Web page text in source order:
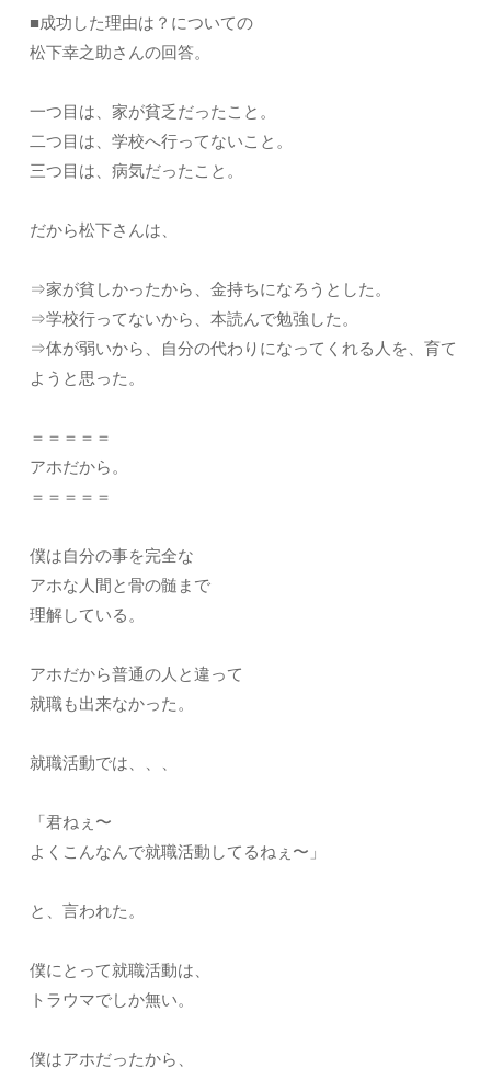
■成功した理由は？についての
松下幸之助さんの回答。
一つ目は、家が貧乏だったこと。
二つ目は、学校へ行ってないこと。
三つ目は、病気だったこと。
だから松下さんは、
⇒家が貧しかったから、金持ちになろうとした。
⇒学校行ってないから、本読んで勉強した。
⇒体が弱いから、自分の代わりになってくれる人を、育て
ようと思った。
＝＝＝＝＝
アホだから。
＝＝＝＝＝
僕は自分の事を完全な
アホな人間と骨の髄まで
理解している。
アホだから普通の人と違って
就職も出来なかった。
就職活動では、、、
「君ねぇ〜
よくこんなんで就職活動してるねぇ〜」
と、言われた。
僕にとって就職活動は、
トラウマでしか無い。
僕はアホだったから、